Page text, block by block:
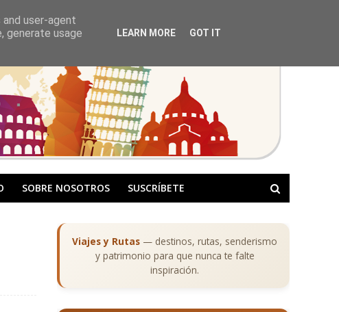
SOBRE NOSOTROS SUSCRÍBETE
Viajes y Rutas — destinos, rutas, senderismo
y patrimonio para que nunca te falte
inspiración.
user-agent
generate usage
LEARN MORE GOT IT